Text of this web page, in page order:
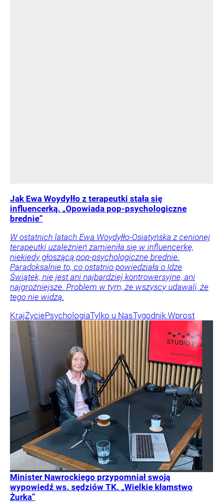
Jak Ewa Woydyłło z terapeutki stała się
influencerką. „Opowiada pop-psychologiczne
brednie”
W ostatnich latach Ewa Woydyłło-Osiatyńska z cenionej
terapeutki uzależnień zamieniła się w influencerkę,
niekiedy głoszącą pop-psychologiczne brednie.
Paradoksalnie to, co ostatnio powiedziała o Idze
Świątek, nie jest ani najbardziej kontrowersyjne, ani
najgroźniejsze. Problem w tym, że wszyscy udawali, że
tego nie widzą.
KrajŻyciePsychologiaTylko u NasTygodnik Wprost
Minister Nawrockiego przypomniał swoją
wypowiedź ws. sędziów TK. „Wielkie kłamstwo
Żurka”